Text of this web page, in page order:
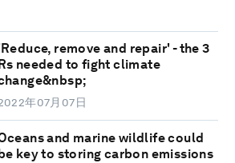
remove and repair' - the 3
Rs needed to fight climate
年07月07日
and marine wildlife could
be key to storing carbon emissions